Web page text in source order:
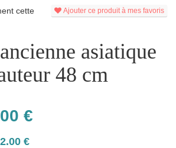
Ajouter ce produit à mes favoris
cette
asiatique
48 cm
€
€